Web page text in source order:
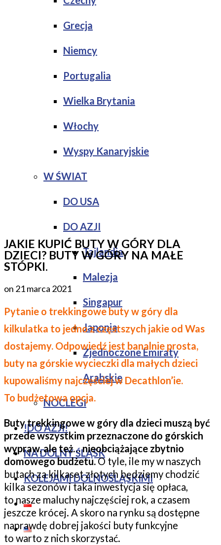
Grecja
Niemcy
Portugalia
Wielka Brytania
Włochy
Wyspy Kanaryjskie
W ŚWIAT
DO USA
DO AZJI
Tajlandia
Malezja
Singapur
Japonia
Zjednoczone Emiraty
Arabskie
NOCLEGI
!DO AZJI!
NA DOLNY ŚLĄSK
KOLEJAMI DOLNOŚLĄSKIMI
JAKIE KUPIĆ BUTY W GÓRY DLA
DZIECI? BUTY W GÓRY NA MAŁE
STÓPKI.
on 21 marca 2021
Pytanie o trekkingowe buty w góry dla
kilkulatka to jedno z częstszych jakie od Was
dostajemy. Odpowiedź jest banalnie prosta,
buty na górskie wycieczki dla małych dzieci
kupowaliśmy najczęściej w Decathlon’ie.
To budżetowa opcja.
Buty trekkingowe w góry dla dzieci muszą być
przede wszystkim przeznaczone do górskich
wypraw, ale też… nieobciążające zbytnio
domowego budżetu.O tyle, ile my w naszych
butach za kilkaset złotych będziemy chodzić
kilka sezonów i taka inwestycja się opłaca,
to nasze maluchy najczęściej rok, a czasem
jeszcze krócej. A skoro na rynku są dostępne
naprawdę dobrej jakości buty funkcyjne
to warto z nich skorzystać.